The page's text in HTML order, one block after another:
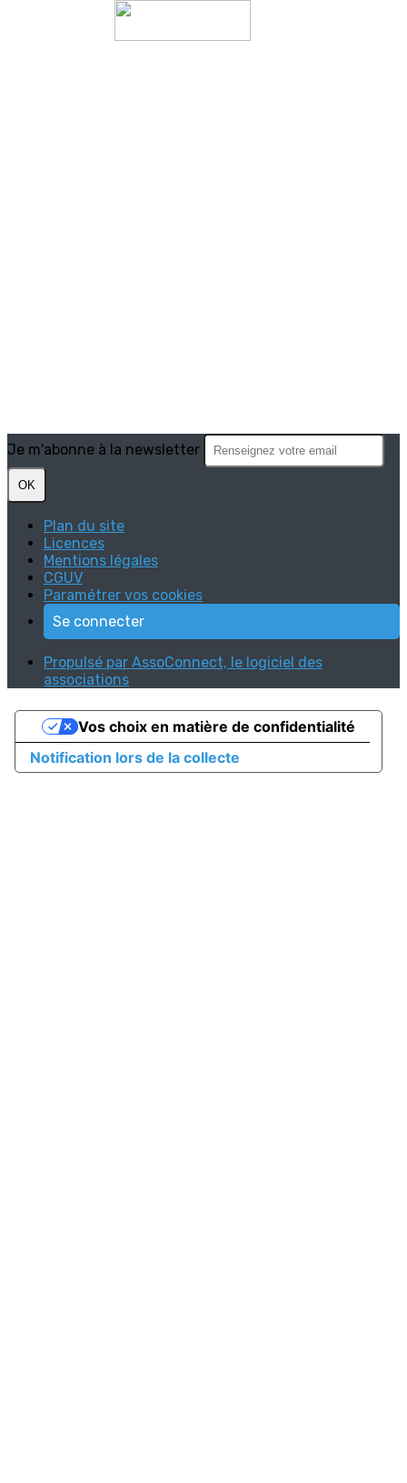
Je m'abonne à la newsletter
OK
Plan du site
Licences
Mentions légales
CGUV
Paramétrer vos cookies
Se connecter
Propulsé par AssoConnect, le logiciel des
associations
Notification lors de la collecte
Vos choix en matière de confidentialité